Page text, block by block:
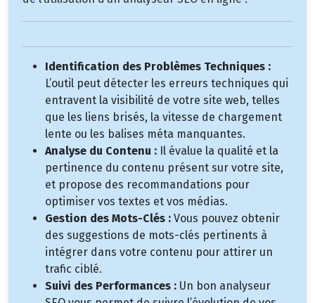
Identification des Problèmes Techniques :
L’outil peut détecter les erreurs techniques qui
entravent la visibilité de votre site web, telles
que les liens brisés, la vitesse de chargement
lente ou les balises méta manquantes.
Analyse du Contenu : Il évalue la qualité et la
pertinence du contenu présent sur votre site,
et propose des recommandations pour
optimiser vos textes et vos médias.
Gestion des Mots-Clés : Vous pouvez obtenir
des suggestions de mots-clés pertinents à
intégrer dans votre contenu pour attirer un
trafic ciblé.
Suivi des Performances : Un bon analyseur